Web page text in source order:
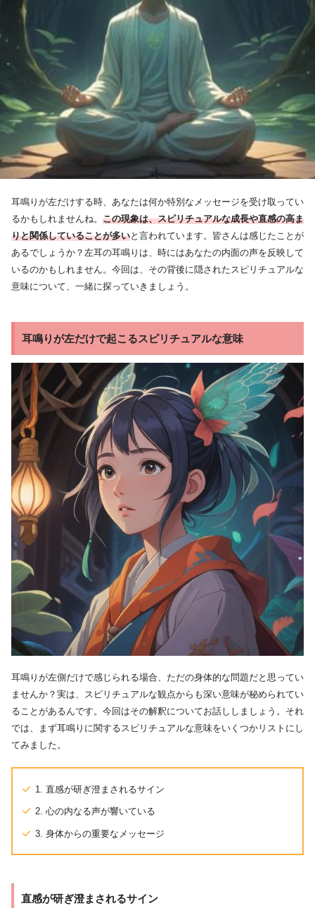
耳鳴りが左だけする時、あなたは何か特別なメッセージを受け取ってい
るかもしれませんね。 この現象は、スピリチュアルな成長や直感の高ま
りと関係していることが多いと言われています。皆さんは感じたことが
あるでしょうか？左耳の耳鳴りは、時にはあなたの内面の声を反映して
いるのかもしれません。今回は、その背後に隠されたスピリチュアルな
意味について、一緒に探っていきましょう。
耳鳴りが左だけで起こるスピリチュアルな意味
耳鳴りが左側だけで感じられる場合、ただの身体的な問題だと思ってい
ませんか？実は、スピリチュアルな観点からも深い意味が秘められてい
ることがあるんです。今回はその解釈についてお話ししましょう。それ
では、まず耳鳴りに関するスピリチュアルな意味をいくつかリストにし
てみました。
1. 直感が研ぎ澄まされるサイン
2. 心の内なる声が響いている
3. 身体からの重要なメッセージ
直感が研ぎ澄まされるサイン